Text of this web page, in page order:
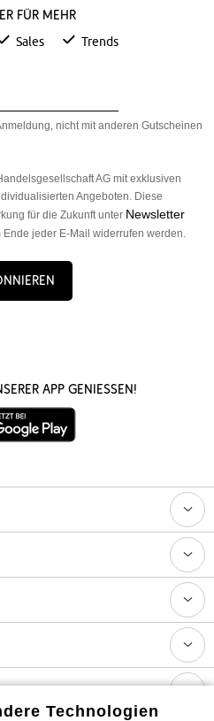
für mehr
Sales Trends
nicht mit anderen Gutscheinen
AG mit exklusiven
Angeboten. Diese
für die Zukunft unter Newsletter
jeder E-Mail widerrufen werden.
App genießen!
Technologien